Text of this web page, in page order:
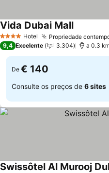
4 EstrelasHotel Propriedade
Vida Dubai Mall
9,4 Excelente 3.304 a 0.3
De € 140
Consulte os preços de 6 sites
Swissôtel Al Murooj